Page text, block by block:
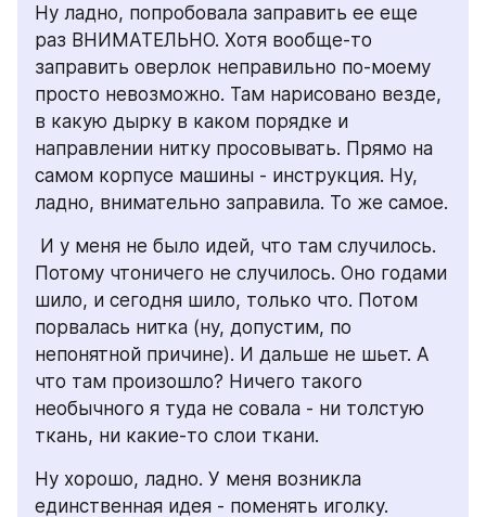
Ну ладно, попробовала заправить ее еще
раз ВНИМАТЕЛЬНО. Хотя вообще-то
заправить оверлок неправильно по-моему
просто невозможно. Там нарисовано везде,
в какую дырку в каком порядке и
направлении нитку просовывать. Прямо на
самом корпусе машины - инструкция. Ну,
Потому чтоничего не случилось. Оно годами
шило, и сегодня шило, только что. Потом
порвалась нитка (ну, допустим, по
непонятной причине). И дальше не шьет. А
что там произошло? Ничего такого
необычного я туда не совала - ни толстую
ткань, ни какие-то слои ткани.
Ну хорошо, ладно. У меня возникла
единственная идея - поменять иголку.